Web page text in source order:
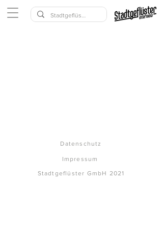
Datenschutz
Impressum
Stadtgeflüster GmbH 2021